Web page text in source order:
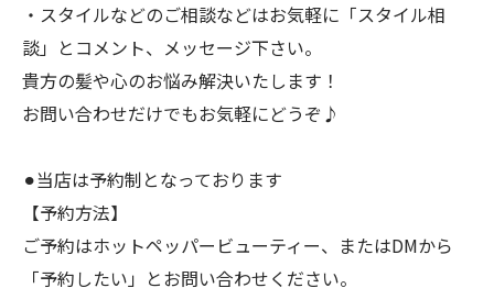
・スタイルなどのご相談などはお気軽に「スタイル相
談」とコメント、メッセージ下さい。
貴方の髪や心のお悩み解決いたします！
お問い合わせだけでもお気軽にどうぞ♪
⚫︎当店は予約制となっております
【予約方法】
ご予約はホットペッパービューティー、またはDMから
「予約したい」とお問い合わせください。